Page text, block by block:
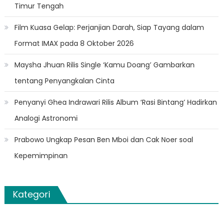
Timur Tengah
Film Kuasa Gelap: Perjanjian Darah, Siap Tayang dalam
Format IMAX pada 8 Oktober 2026
Maysha Jhuan Rilis Single ‘Kamu Doang’ Gambarkan
tentang Penyangkalan Cinta
Penyanyi Ghea Indrawari Rilis Album ‘Rasi Bintang’ Hadirkan
Analogi Astronomi
Prabowo Ungkap Pesan Ben Mboi dan Cak Noer soal
Kepemimpinan
Kategori